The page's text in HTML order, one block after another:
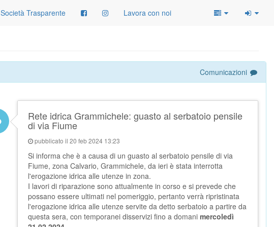
Società Trasparente Lavora con noi
Comunicazioni
Rete idrica Grammichele: guasto al serbatoio pensile
di via Fiume
pubblicato il 20 feb 2024 13:23
Si informa che è a causa di un guasto al serbatoio pensile di via
Fiume, zona Calvario, Grammichele, da ieri è stata interrotta
l'erogazione idrica alle utenze in zona.
I lavori di riparazione sono attualmente in corso e si prevede che
possano essere ultimati nel pomeriggio, pertanto verrà ripristinata
l'erogazione idrica alle utenze servite da detto serbatoio a partire da
questa sera, con temporanei disservizi fino a domani mercoledì